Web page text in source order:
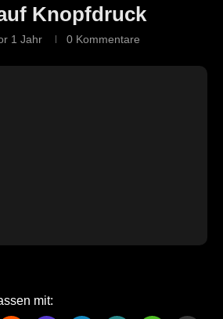
Knopfdruck
1 Jahr 0 Kommentare
mit: